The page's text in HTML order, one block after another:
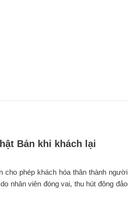
Bản khi khách lại
cho phép khách hóa thân thành người
nhân viên đóng vai, thu hút đông đảo